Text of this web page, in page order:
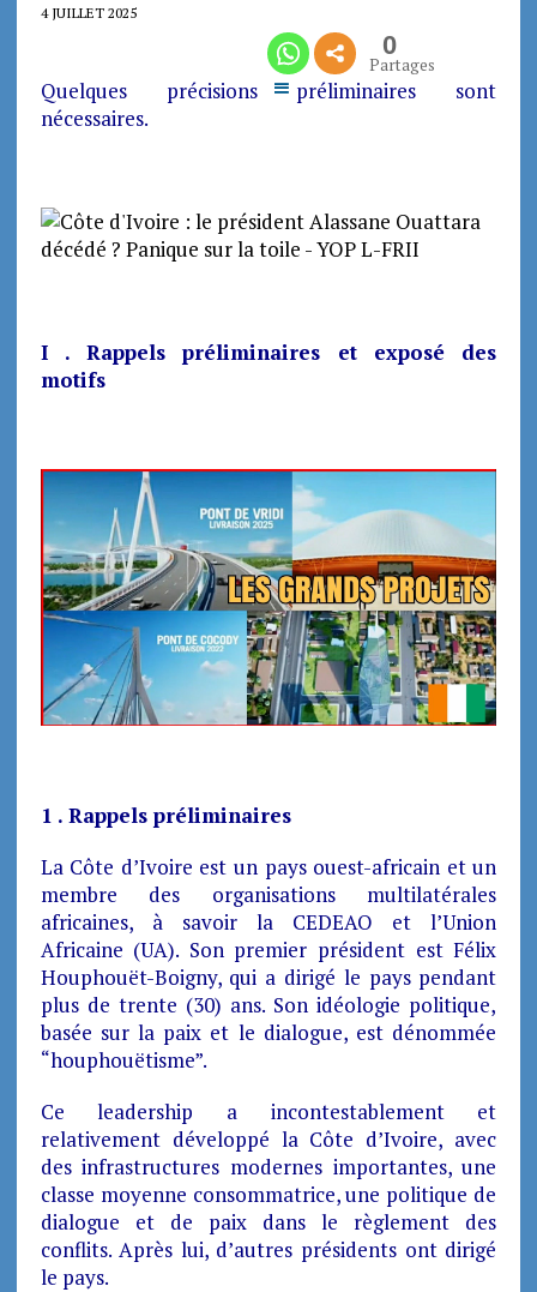
4 JUILLET 2025
0
Partages
Quelques précisions préliminaires sont
nécessaires.
I . Rappels préliminaires et exposé des
motifs
1 . Rappels préliminaires
La Côte d’Ivoire est un pays ouest-africain et un
membre des organisations multilatérales
africaines, à savoir la CEDEAO et l’Union
Africaine (UA). Son premier président est Félix
Houphouët-Boigny, qui a dirigé le pays pendant
plus de trente (30) ans. Son idéologie politique,
basée sur la paix et le dialogue, est dénommée
“houphouëtisme”.
Ce leadership a incontestablement et
relativement développé la Côte d’Ivoire, avec
des infrastructures modernes importantes, une
classe moyenne consommatrice, une politique de
dialogue et de paix dans le règlement des
conflits. Après lui, d’autres présidents ont dirigé
le pays.